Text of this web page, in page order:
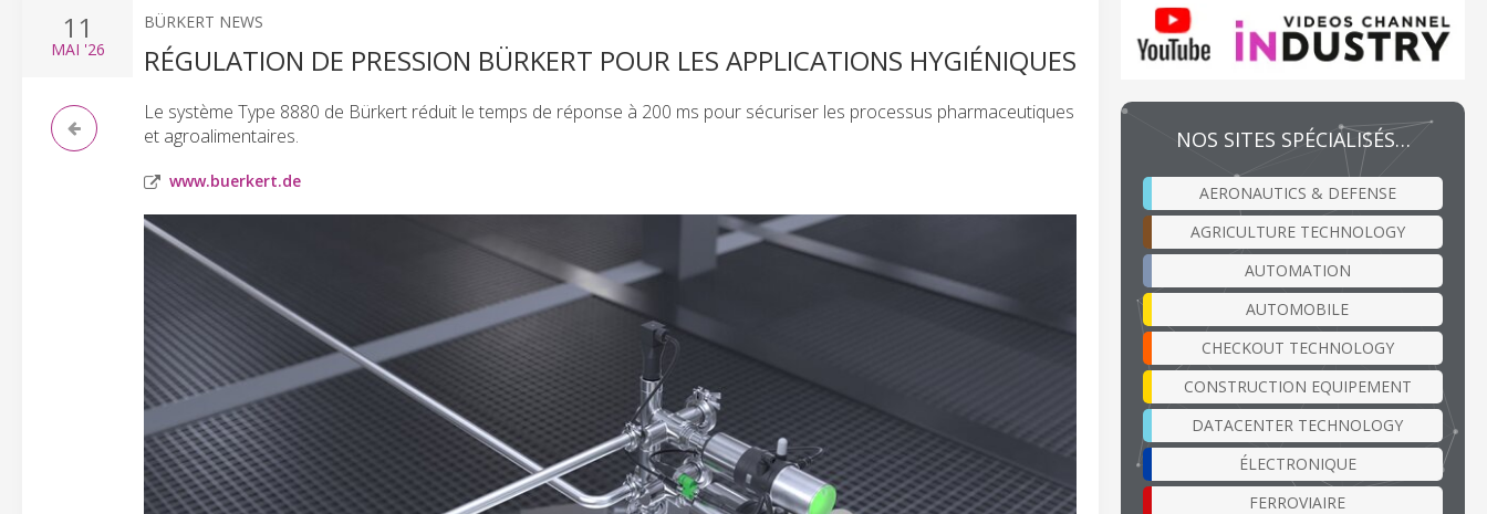
11
MAI '26
BÜRKERT NEWS
RÉGULATION DE PRESSION BÜRKERT POUR LES APPLICATIONS HYGIÉNIQUES
Le système Type 8880 de Bürkert réduit le temps de réponse à 200 ms pour sécuriser les processus pharmaceutiques
et agroalimentaires.
www.buerkert.de
NOS SITES SPÉCIALISÉS…
AERONAUTICS & DEFENSE
AGRICULTURE TECHNOLOGY
AUTOMATION
AUTOMOBILE
CHECKOUT TECHNOLOGY
CONSTRUCTION EQUIPEMENT
DATACENTER TECHNOLOGY
ÉLECTRONIQUE
FERROVIAIRE